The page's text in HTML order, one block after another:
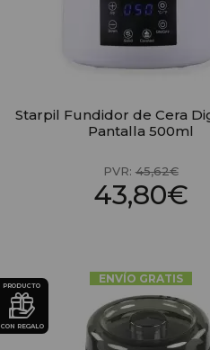
Starpil Fundidor de Cera
Pantalla 500ml
PVR:45,62€
43,80€
PRODUCTO
CON REGALO
ENVÍO GRATIS